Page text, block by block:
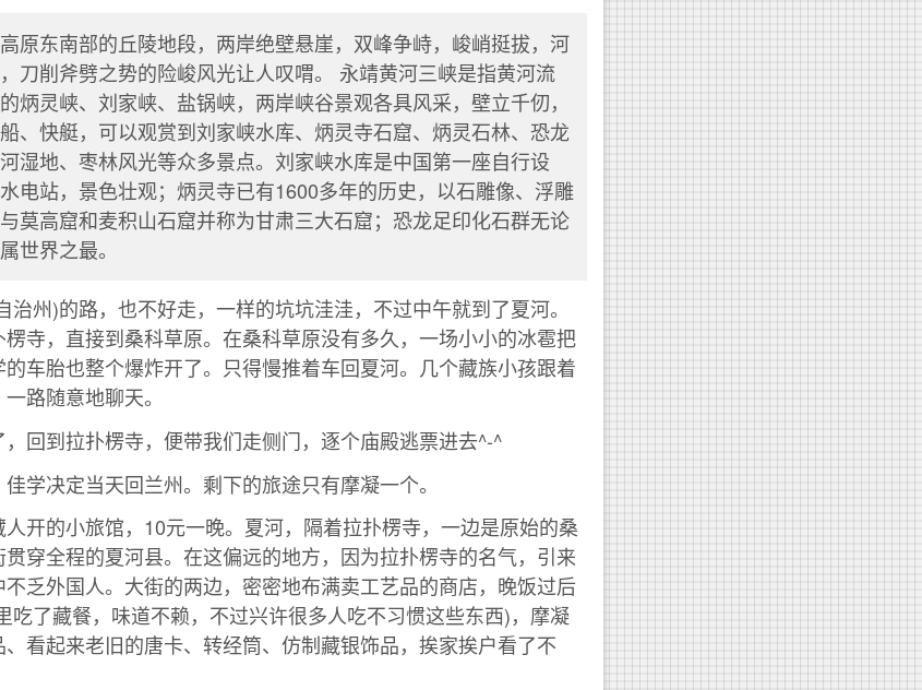
原东南部的丘陵地段，两岸绝壁悬崖，双峰争峙，峻峭挺拔，河
刀削斧劈之势的险峻风光让人叹喟。 永靖黄河三峡是指黄河流
炳灵峡、刘家峡、盐锅峡，两岸峡谷景观各具风采，壁立千仞，
、快艇，可以观赏到刘家峡水库、炳灵寺石窟、炳灵石林、恐龙
湿地、枣林风光等众多景点。刘家峡水库是中国第一座自行设
电站，景色壮观；炳灵寺已有1600多年的历史，以石雕像、浮雕
莫高窟和麦积山石窟并称为甘肃三大石窟；恐龙足印化石群无论
世界之最。
治州)的路，也不好走，一样的坑坑洼洼，不过中午就到了夏河。
寺，直接到桑科草原。在桑科草原没有多久，一场小小的冰雹把
车胎也整个爆炸开了。只得慢推着车回夏河。几个藏族小孩跟着
路随意地聊天。
回到拉扑楞寺，便带我们走侧门，逐个庙殿逃票进去^-^
学决定当天回兰州。剩下的旅途只有摩凝一个。
开的小旅馆，10元一晚。夏河，隔着拉扑楞寺，一边是原始的桑
穿全程的夏河县。在这偏远的地方，因为拉扑楞寺的名气，引来
乏外国人。大街的两边，密密地布满卖工艺品的商店，晚饭过后
吃了藏餐，味道不赖，不过兴许很多人吃不习惯这些东西)，摩凝
看起来老旧的唐卡、转经筒、仿制藏银饰品，挨家挨户看了不